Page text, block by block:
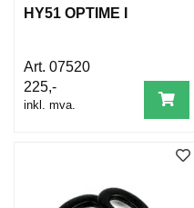
HY51 OPTIME I
07520
225,-
inkl. mva.